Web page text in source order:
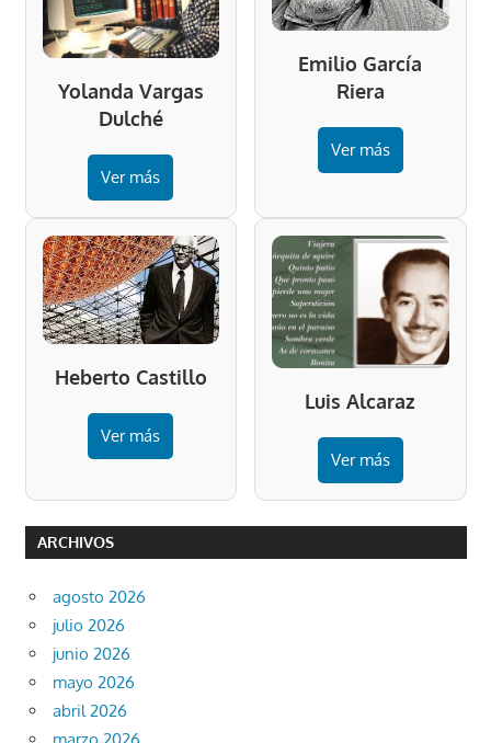
Yolanda Vargas
Dulché
Ver más
Emilio García
Riera
Ver más
Heberto Castillo
Ver más
Luis Alcaraz
Ver más
ARCHIVOS
agosto 2026
julio 2026
junio 2026
mayo 2026
abril 2026